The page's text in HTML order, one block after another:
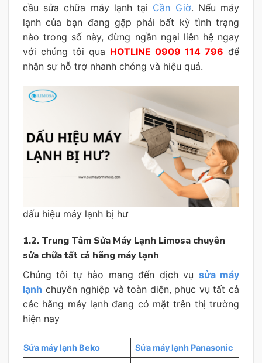
cầu sửa chữa máy lạnh tại Cần Giờ. Nếu máy
lạnh của bạn đang gặp phải bất kỳ tình trạng
nào trong số này, đừng ngần ngại liên hệ ngay
với chúng tôi qua HOTLINE 0909 114 796 để
nhận sự hỗ trợ nhanh chóng và hiệu quả.
dấu hiệu máy lạnh bị hư
1.2. Trung Tâm Sửa Máy Lạnh Limosa chuyên
sửa chữa tất cả hãng máy lạnh
Chúng tôi tự hào mang đến dịch vụ sửa máy
lạnh chuyên nghiệp và toàn diện, phục vụ tất cả
các hãng máy lạnh đang có mặt trên thị trường
hiện nay
Sửa máy lạnh Beko
Sửa máy lạnh Panasonic